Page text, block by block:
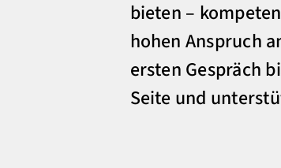
bieten –
hohen Anspruch
ersten Gespräch
Seite und